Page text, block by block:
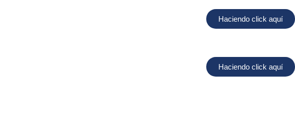
Haciendo click aquí
Haciendo click aquí